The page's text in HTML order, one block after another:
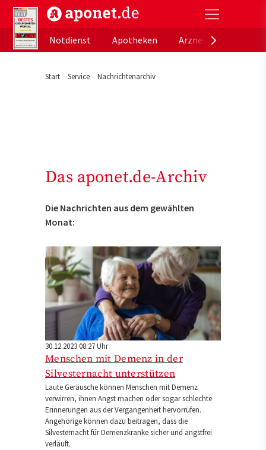
aponet.de - Das offizielle Gesundheitsportal der
Notdienst
Apotheken
Start Service Nachrichtenarchiv
Das aponet.de-Archiv
Die Nachrichten aus dem gewählten
Monat:
30.12.2023 08:27 Uhr
Menschen mit Demenz in der
Silvesternacht unterstützen
Laute Geräusche können Menschen mit Demenz
verwirren, ihnen Angst machen oder sogar schlechte
Erinnerungen aus der Vergangenheit hervorrufen.
Angehörige können dazu beitragen, dass die
Silvesternacht für Demenzkranke sicher und angstfrei
verläuft.